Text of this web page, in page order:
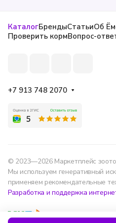
КаталогБрендыСтатьиОб
Проверить кормВопрос-
+7 913 748 2070
© 2023—2026 Маркетплейс
Мы используем генеративный
применяем рекомендательные
Разработка и поддержка